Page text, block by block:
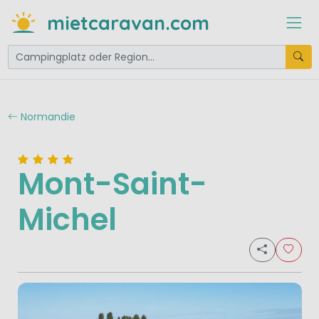
mietcaravan.com
Normandie
Mont-Saint-
Michel